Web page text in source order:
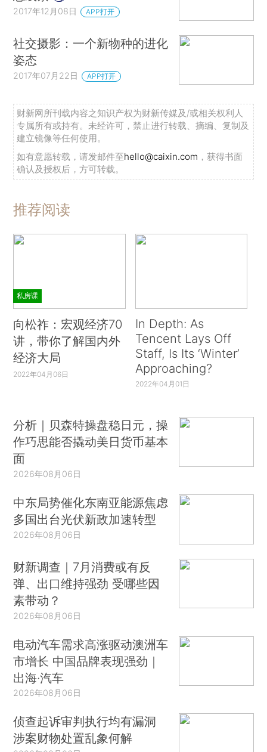
2017年12月08日 APP打开
社交摄影：一个新物种的进化
姿态
2017年07月22日 APP打开
财新网所刊载内容之知识产权为财新传媒及/或相关权利人
专属所有或持有。未经许可，禁止进行转载、摘编、复制及
建立镜像等任何使用。
如有意愿转载，请发邮件至hello@caixin.com ，获得书面
确认及授权后，方可转载。
推荐阅读
私房课
向松祚：宏观经济70
讲，带你了解国内外
经济大局
2022年04月06日
In Depth: As
Tencent Lays Off
Staff, Is Its ‘Winter’
Approaching?
2022年04月01日
分析｜贝森特操盘稳日元，操
作巧思能否撬动美日货币基本
面
2026年08月06日
中东局势催化东南亚能源焦虑
多国出台光伏新政加速转型
2026年08月06日
财新调查｜7月消费或有反
弹、出口维持强劲 受哪些因
素带动？
2026年08月06日
电动汽车需求高涨驱动澳洲车
市增长 中国品牌表现强劲｜
出海·汽车
2026年08月06日
侦查起诉审判执行均有漏洞
涉案财物处置乱象何解